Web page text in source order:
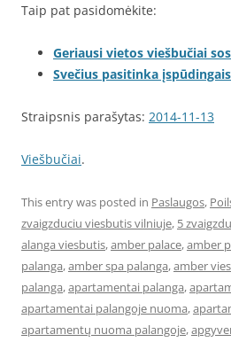
Taip pat pasidomėkite:
Geriausi vietos viešbučiai
Svečius pasitinka
Straipsnis parašytas: 2014-11-13
Viešbučiai.
This entry was posted in Paslaugos,
zvaigzduciu viesbutis vilniuje, 5
alanga viesbutis,amber palace,amber
palanga,amber spa palanga,amber
palanga,apartamentai palanga,
apartamentai palangoje nuoma,
apartamentų nuoma palangoje,